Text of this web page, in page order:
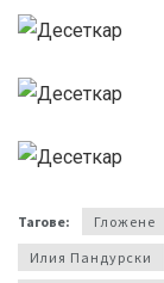
Тагове: Гложене
Илия Пандурски